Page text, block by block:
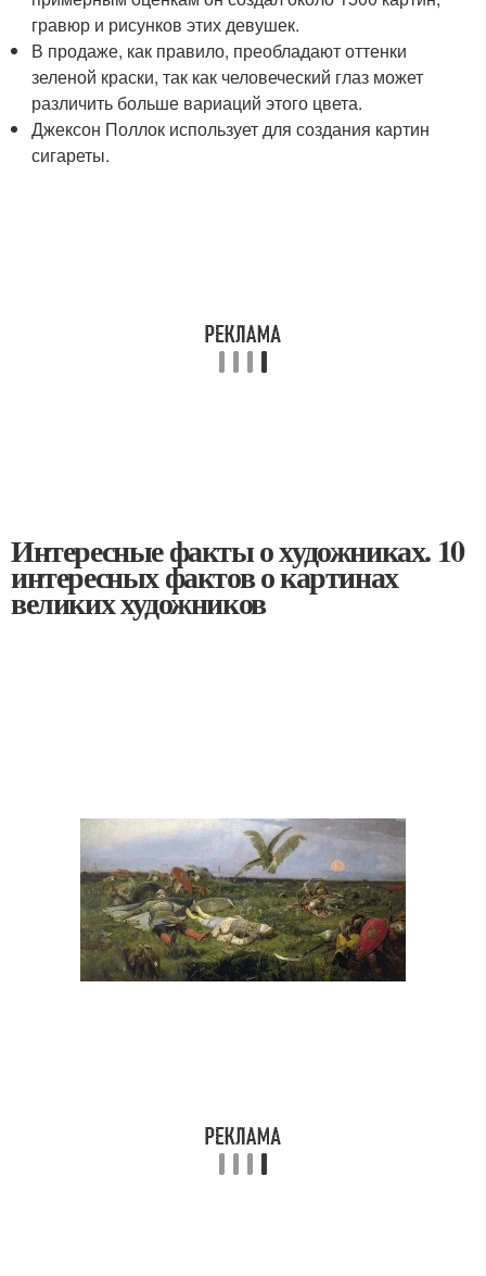
гравюр и рисунков этих девушек.
В продаже, как правило, преобладают оттенки
зеленой краски, так как человеческий глаз может
различить больше вариаций этого цвета.
Джексон Поллок использует для создания картин
сигареты.
Интересные факты о художниках. 10
интересных фактов о картинах
великих художников